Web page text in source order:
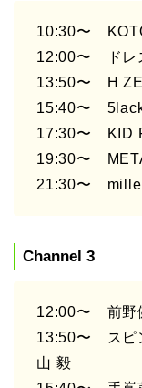
10:30〜
12:00〜 ドレ
13:50〜 H
15:40〜
17:30〜 KID
19:30〜
21:30〜
Channel 3
12:00〜 前野
13:50〜 スピ
山 毅